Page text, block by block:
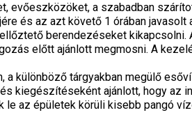
evőeszközöket, a szabadban
és az azt követő 1 órában javasolt
berendezéseket kikapcsolni.
előtt ajánlott megmosni. A
különböző tárgyakban megülő
kiegészítéseként ajánlott, hogy az
az épületek körüli kisebb pangó